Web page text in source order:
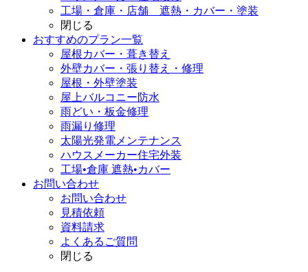
工場・倉庫・店舗 遮熱・カバー・塗装
閉じる
おすすめのプラン一覧
屋根カバー・葺き替え
外壁カバー・張り替え・修理
屋根・外壁塗装
屋上バルコニー防水
雨どい・板金修理
雨漏り修理
太陽光発電メンテナンス
ハウスメーカー住宅外装
工場•倉庫 遮熱•カバー
お問い合わせ
お問い合わせ
見積依頼
資料請求
よくあるご質問
閉じる